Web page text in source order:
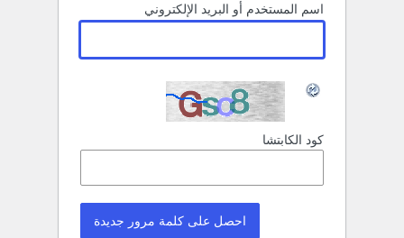
اسم المستخدم أو البريد الإلكتروني
كود الكابتشا